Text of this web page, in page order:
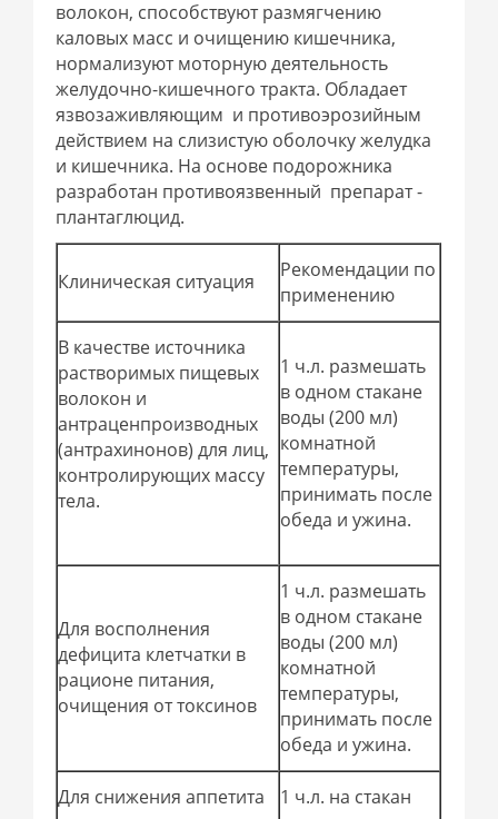
волокон, способствуют размягчению
каловых масс и очищению кишечника,
нормализуют моторную деятельность
желудочно-кишечного тракта. Обладает
язвозаживляющим и противоэрозийным
действием на слизистую оболочку желудка
и кишечника. На основе подорожника
разработан противоязвенный препарат -
плантаглюцид.
Клиническая ситуация
Рекомендации по
применению
В качестве источника
растворимых пищевых
волокон и
антраценпроизводных
(антрахинонов) для лиц,
контролирующих массу
тела.
1 ч.л. размешать
в одном стакане
воды (200 мл)
комнатной
температуры,
принимать после
обеда и ужина.
Для восполнения
дефицита клетчатки в
рационе питания,
очищения от токсинов
1 ч.л. размешать
в одном стакане
воды (200 мл)
комнатной
температуры,
принимать после
обеда и ужина.
Для снижения аппетита
1 ч.л. на стакан